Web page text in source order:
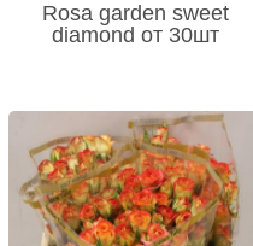
Rosa garden sweet
diamond от 30шт